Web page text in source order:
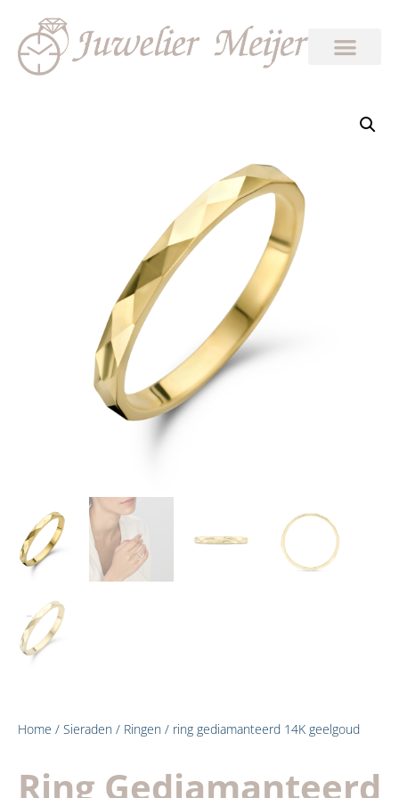
Home / Sieraden / Ringen / ring gediamanteerd 14K geelgoud
Ring Gediamanteerd